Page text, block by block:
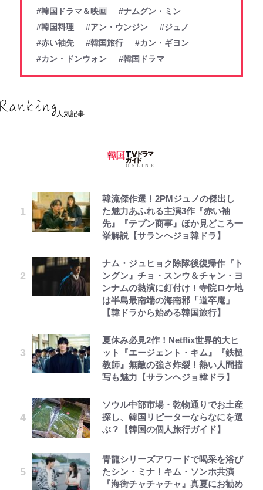
#韓国ドラマ＆映画
#ナムグン・ミン
#韓国料理
#アン・ウンジン
#ジュノ
#赤い袖先
#韓国旅行
#カン・ギヨン
#カン・ドンウォン
#韓国ドラマ
人気記事
韓流傑作選！2PMジュノの傑出し
た魅力あふれる主演3作『赤い袖
先』『テプン商事』ほか見どころ一
挙解説【サランヘジョ韓ドラ】
ナム・ジュヒョク除隊後復帰作『ト
ングン』チョ・スンウ＆チャン・ヨ
ンナムの熱演に釘付け！寺院ロケ地
は半島最南端の海南郡「道卒庵」
【韓ドラから始める韓国旅行】
夏休み必見2作！Netflix世界的大ヒ
ット『エージェント・キム』『鉄槌
教師』無敵の強さ炸裂！熱い人間描
写も魅力【サランヘジョ韓ドラ】
ソウル中部市場・乾物通りでお土産
探し、韓国リピーターならなにを選
ぶ？【韓国の個人旅行ガイド】
青龍シリーズアワードで喝采を浴び
たシン・ミナ！キム・ソンホ共演
『海街チャチャチャ』真夏にお勧め